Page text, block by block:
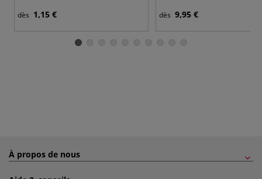
dès 1,15 € dès 9,95 €
À propos de nous